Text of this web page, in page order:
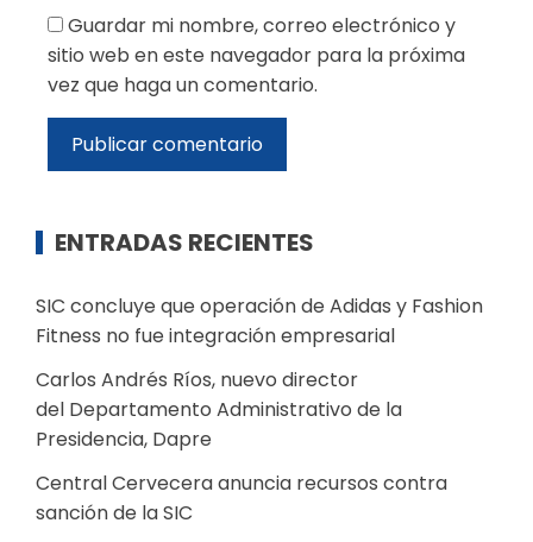
Guardar mi nombre, correo electrónico y
sitio web en este navegador para la próxima
vez que haga un comentario.
ENTRADAS RECIENTES
SIC concluye que operación de Adidas y Fashion
Fitness no fue integración empresarial
Carlos Andrés Ríos, nuevo director
del Departamento Administrativo de la
Presidencia, Dapre
Central Cervecera anuncia recursos contra
sanción de la SIC